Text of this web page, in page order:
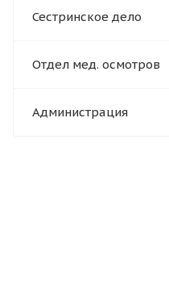
Сестринское дело
Отдел мед. осмотров
Администрация